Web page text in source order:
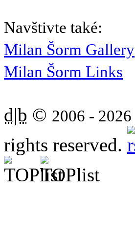
Navštivte také:
Milan Šorm Gallery
Milan Šorm Links
d|b © 2006 - 2026
rights reserved.